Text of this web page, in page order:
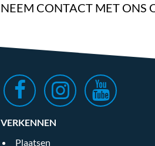
NEEM CONTACT MET ONS
VERKENNEN
Plaatsen